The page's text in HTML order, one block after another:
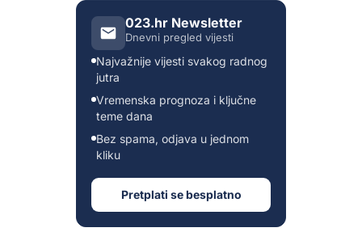
023.hr Newsletter
Dnevni pregled vijesti
Najvažnije vijesti svakog radnog
jutra
Vremenska prognoza i ključne
teme dana
Bez spama, odjava u jednom
kliku
Pretplati se besplatno